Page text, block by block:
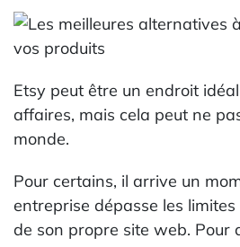
Etsy peut être un endroit
affaires, mais cela peut ne
monde.
Pour certains, il arrive un
entreprise dépasse les
de son propre site web. Pour